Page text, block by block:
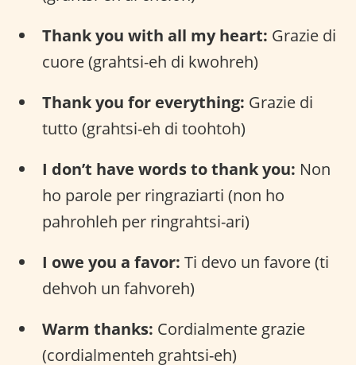
Thank you with all my heart: Grazie di
cuore (grahtsi-eh di kwohreh)
Thank you for everything: Grazie di
tutto (grahtsi-eh di toohtoh)
I don’t have words to thank you: Non
ho parole per ringraziarti (non ho
pahrohleh per ringrahtsi-ari)
I owe you a favor: Ti devo un favore (ti
dehvoh un fahvoreh)
Warm thanks: Cordialmente grazie
(cordialmenteh grahtsi-eh)